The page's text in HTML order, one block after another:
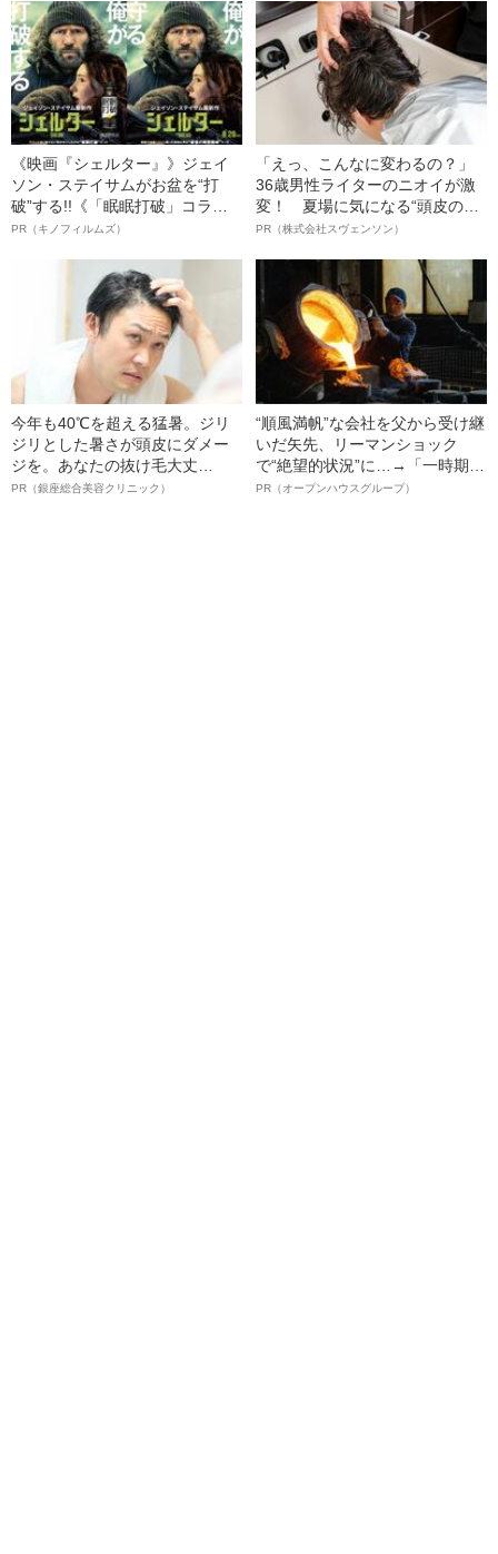
語る”《日本興収70億円突破》
《映画『シェルター』》ジェイ
ソン・ステイサムがお盆を“打
破”する!!《「眠眠打破」コラ
ボ》
PR（キノフィルムズ）
「えっ、こんなに変わるの？」
36歳男性ライターのニオイが激
変！ 夏場に気になる“頭皮のニ
オイ”や“ベタつき”を解消す
ト”が生み出した徹底ケアとは
PR（株式会社スヴェンソン）
今年も40℃を超える猛暑。ジリ
ジリとした暑さが頭皮にダメー
ジを。あなたの抜け毛大丈
夫！？
PR（銀座総合美容クリニック）
“順風満帆”な会社を父から受け継
いだ矢先、リーマンショック
で“絶望的状況”に…→「一時期は
納品3年待ち」のヒット商品を生
PR（オープンハウスグループ）